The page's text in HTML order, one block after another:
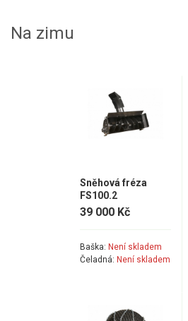
Štěpkovače a drtiče
Elektrické tříkolky
Elektrické čtyřkolky
Na zimu
Sněhová fréza
FS100.2
39 000 Kč
Baška: Není skladem
Čeladná: Není skladem